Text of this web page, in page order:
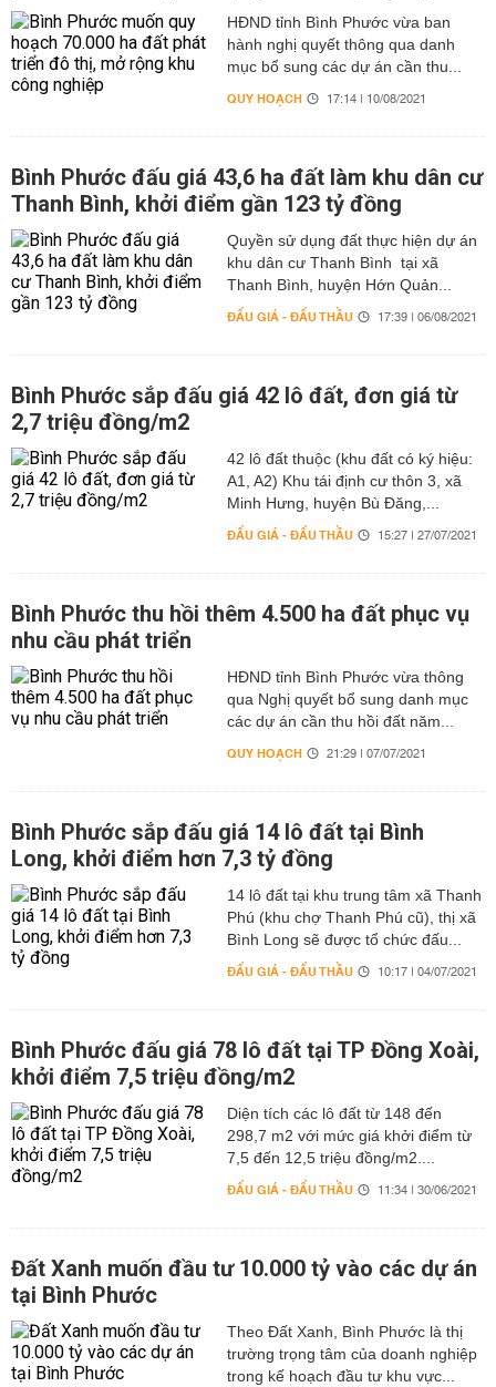
HĐND tỉnh Bình Phước vừa ban
hành nghị quyết thông qua danh
mục bổ sung các dự án cần thu...
QUY HOẠCH 17:14 | 10/08/2021
Bình Phước đấu giá 43,6 ha đất làm khu dân cư
Thanh Bình, khởi điểm gần 123 tỷ đồng
Quyền sử dụng đất thực hiện dự án
khu dân cư Thanh Bình tại xã
Thanh Bình, huyện Hớn Quản...
ĐẤU GIÁ - ĐẤU THẦU 17:39 | 06/08/2021
Bình Phước sắp đấu giá 42 lô đất, đơn giá từ
2,7 triệu đồng/m2
42 lô đất thuộc (khu đất có ký hiệu:
A1, A2) Khu tái định cư thôn 3, xã
Minh Hưng, huyện Bù Đăng,...
ĐẤU GIÁ - ĐẤU THẦU 15:27 | 27/07/2021
Bình Phước thu hồi thêm 4.500 ha đất phục vụ
nhu cầu phát triển
HĐND tỉnh Bình Phước vừa thông
qua Nghị quyết bổ sung danh mục
các dự án cần thu hồi đất năm...
QUY HOẠCH 21:29 | 07/07/2021
Bình Phước sắp đấu giá 14 lô đất tại Bình
Long, khởi điểm hơn 7,3 tỷ đồng
14 lô đất tại khu trung tâm xã Thanh
Phú (khu chợ Thanh Phú cũ), thị xã
Bình Long sẽ được tổ chức đấu...
ĐẤU GIÁ - ĐẤU THẦU 10:17 | 04/07/2021
Bình Phước đấu giá 78 lô đất tại TP Đồng Xoài,
khởi điểm 7,5 triệu đồng/m2
Diện tích các lô đất từ 148 đến
298,7 m2 với mức giá khởi điểm từ
7,5 đến 12,5 triệu đồng/m2....
ĐẤU GIÁ - ĐẤU THẦU 11:34 | 30/06/2021
Đất Xanh muốn đầu tư 10.000 tỷ vào các dự án
tại Bình Phước
Theo Đất Xanh, Bình Phước là thị
trường trọng tâm của doanh nghiệp
trong kế hoạch đầu tư khu vực...